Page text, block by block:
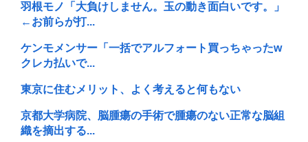
羽根モノ「大負けしません。玉の動き面白いです。」
←お前らが打...
ケンモメンサー「一括でアルフォート買っちゃったw
クレカ払いで...
東京に住むメリット、よく考えると何もない
京都大学病院、脳腫瘍の手術で腫瘍のない正常な脳組
織を摘出する...